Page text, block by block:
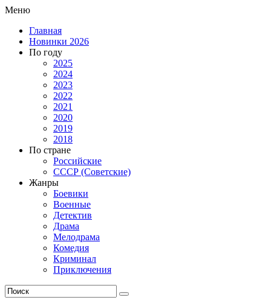
Меню
Главная
Новинки 2026
По году
2025
2024
2023
2022
2021
2020
2019
2018
По стране
Российские
СССР (Советские)
Жанры
Боевики
Военные
Детектив
Драма
Мелодрама
Комедия
Криминал
Приключения